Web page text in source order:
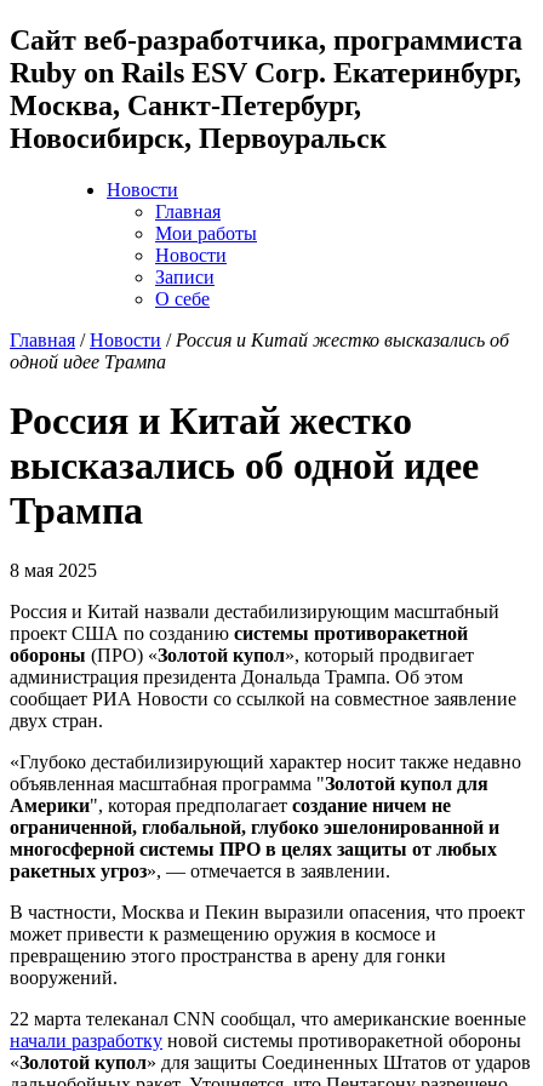
Cайт веб-разработчика, программиста
Ruby on Rails ESV Corp. Екатеринбург,
Москва, Санкт-Петербург,
Новосибирск, Первоуральск
Новости
Главная
Мои работы
Новости
Записи
О себе
Главная /Новости / Россия и Китай жестко высказались об
одной идее Трампа
Россия и Китай жестко
высказались об одной идее
Трампа
8 мая 2025
Россия и Китай назвали дестабилизирующим масштабный
проект США по созданию системы противоракетной
обороны (ПРО) «Золотой купол», который продвигает
администрация президента Дональда Трампа. Об этом
сообщает РИА Новости со ссылкой на совместное заявление
двух стран.
«Глубоко дестабилизирующий характер носит также недавно
объявленная масштабная программа "Золотой купол для
Америки", которая предполагает создание ничем не
ограниченной, глобальной, глубоко эшелонированной и
многосферной системы ПРО в целях защиты от любых
ракетных угроз», — отмечается в заявлении.
В частности, Москва и Пекин выразили опасения, что проект
может привести к размещению оружия в космосе и
превращению этого пространства в арену для гонки
вооружений.
22 марта телеканал CNN сообщал, что американские военные
начали разработку новой системы противоракетной обороны
«Золотой купол» для защиты Соединенных Штатов от ударов